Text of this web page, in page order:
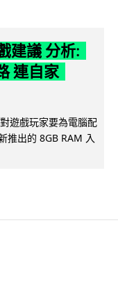
建議 分析:
連自家
遊戲玩家要為電腦配
推出的 8GB RAM 入